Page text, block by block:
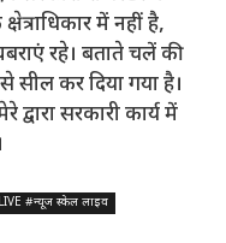
में नहीं है,
रहे। बताते चलें की
सील कर दिया गया है।
सरकारी कार्य में
#न्यूज स्केल लाइव